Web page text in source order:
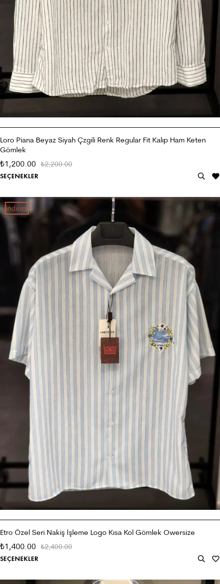
Loro Piana Beyaz Siyah Çzgili Renk Regular Fit Kalıp Ham Keten
Gömlek
₺2,200.00
₺1,200.00
SEÇENEKLER
i̇ndirim!
Etro Özel Seri Nakiş İşleme Logo Kısa Kol Gömlek Owersize
₺2,400.00
₺1,400.00
SEÇENEKLER